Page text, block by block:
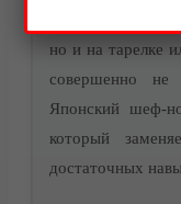
но и на тарелке
совершенно не
Японский шеф-
который
достаточных